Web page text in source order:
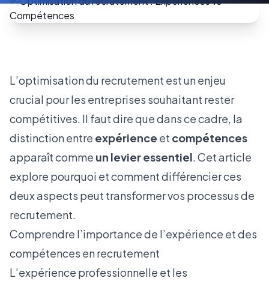
L’optimisation du recrutement est un enjeu
crucial pour les entreprises souhaitant rester
compétitives. Il faut dire que dans ce cadre, la
distinction entre expérience et compétences
apparaît comme un levier essentiel. Cet article
explore pourquoi et comment différencier ces
deux aspects peut transformer vos processus de
recrutement.
Comprendre l’importance de l’expérience et des
compétences en recrutement
L’expérience professionnelle et les